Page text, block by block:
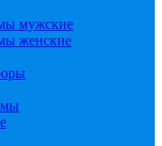
мужские
женские